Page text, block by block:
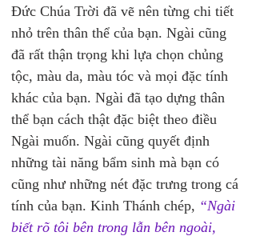
Đức Chúa Trời đã vẽ nên từng chi tiết
nhỏ trên thân thể của bạn. Ngài cũng
đã rất thận trọng khi lựa chọn chủng
tộc, màu da, màu tóc và mọi đặc tính
khác của bạn. Ngài đã tạo dựng thân
thể bạn cách thật đặc biệt theo điều
Ngài muốn. Ngài cũng quyết định
những tài năng bẩm sinh mà bạn có
cũng như những nét đặc trưng trong cá
tính của bạn. Kinh Thánh chép, “Ngài
biết rõ tôi bên trong lẫn bên ngoài,